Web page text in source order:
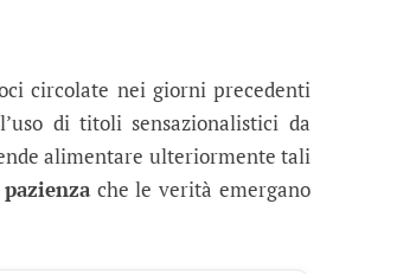
circolate nei giorni precedenti
l’uso di titoli sensazionalistici da
alimentare ulteriormente tali
pazienzache le verità emergano